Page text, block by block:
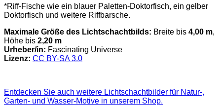
*Riff-Fische wie ein blauer Paletten-Doktorfisch, ein gelber
Doktorfisch und weitere Riffbarsche.
Maximale Größe des Lichtschachtbilds: Breite bis 4,00 m,
Höhe bis 2,20 m
Urheber/in: Fascinating Universe
Lizenz: CC BY-SA 3.0
Entdecken Sie auch weitere Lichtschachtbilder für Natur-,
Garten- und Wasser-Motive in unserem Shop.